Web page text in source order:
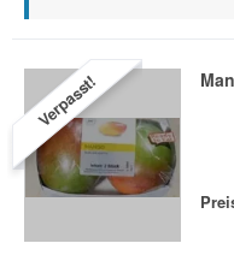
Verpasst!